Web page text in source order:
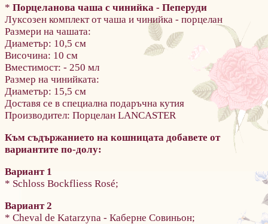
* Порцеланова чаша с чинийка - Пеперуди
Луксозен комплект от чаша и чинийка - порцелан
Размери на чашата:
Диаметър: 10,5 см
Височина: 10 см
Вместимост: - 250 мл
Размер на чинийката:
Диаметър: 15,5 см
Доставя се в специална подаръчна кутия
Производител: Порцелан LANCASTER
Към съдържанието на кошницата добавете от
вариантите по-долу:
Вариант 1
* Schloss Bockfliess Rosé;
Вариант 2
* Cheval de Katarzyna - Каберне Совиньон;